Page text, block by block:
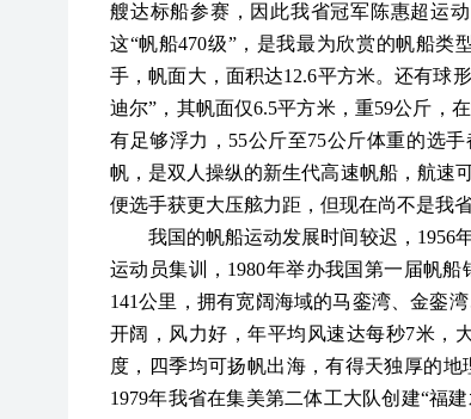
艘达标船参赛，因此我省冠军陈惠超运
这“帆船470级”，是我最为欣赏的帆船类
手，帆面大，面积达12.6平方米。还有球
迪尔”，其帆面仅6.5平方米，重59公斤，
有足够浮力，55公斤至75公斤体重的选
帆，是双人操纵的新生代高速帆船，航速
便选手获更大压舷力距，但现在尚不是我省
我国的帆船运动发展时间较迟， 1956
运动员集训，1980年举办我国第一届帆
141公里，拥有宽阔海域的马銮湾、金銮
开阔，风力好，年平均风速达每秒7米，
度，四季均可扬帆出海，有得天独厚的
1979年我省在集美第二体工大队创建“福